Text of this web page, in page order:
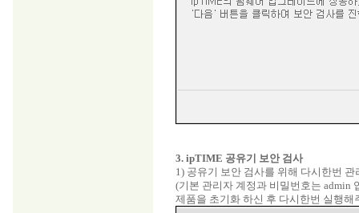
3. ipTIME 공유기 보안 검사
1) 공유기 보안 검사를 위해 다시한번
(기본 관리자 계정과 비밀번호는 admin
제품을 초기화 하신 후 다시한번 실행해